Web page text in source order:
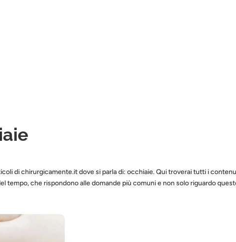
di chirurgicamente.it dove si parla di: occhiaie. Qui troverai tutti i
tempo, che rispondono alle domande più comuni e non solo riguardo